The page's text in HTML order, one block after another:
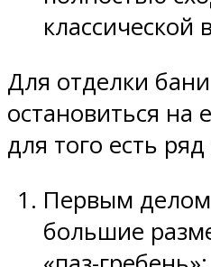
классической
Для отделки
остановиться на
для того есть
Первым делом
большие